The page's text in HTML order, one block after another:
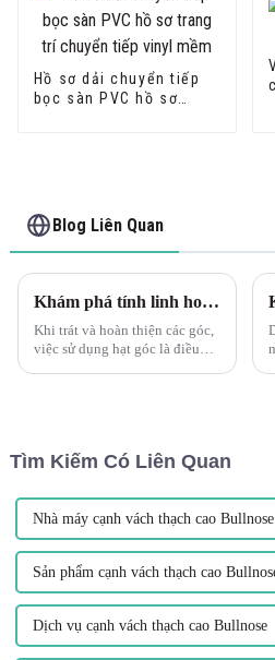
Hồ sơ dải chuyển tiếp
bọc sàn PVC hồ sơ
Blog Liên Quan
Khám phá tính linh hoạt của Hạt góc thạch cao PVC linh hoạt Leguwe
Khi trát và hoàn thiện các góc,
việc sử dụng hạt góc là điều
Tìm Kiếm Có Liên Quan
Nhà máy cạnh vách thạch cao Bullnose
Sản phẩm cạnh vách thạch cao
Dịch vụ cạnh vách thạch cao Bullnose